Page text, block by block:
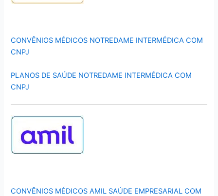
CONVÊNIOS MÉDICOS NOTREDAME INTERMÉDICA COM
CNPJ
PLANOS DE SAÚDE NOTREDAME INTERMÉDICA COM
CNPJ
CONVÊNIOS MÉDICOS AMIL SAÚDE EMPRESARIAL COM